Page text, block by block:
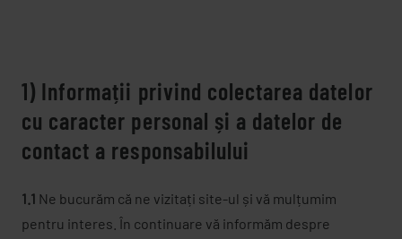
1) Informații privind colectarea datelor
cu caracter personal și a datelor de
contact a responsabilului
1.1 Ne bucurăm că ne vizitați site-ul și vă mulțumim
pentru interes. În continuare vă informăm despre